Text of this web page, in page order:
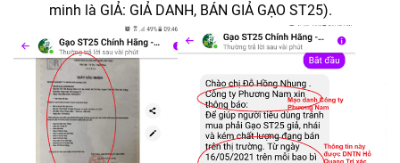
minh là GIẢ: GIẢ DANH, BÁN GIẢ GẠO ST25).